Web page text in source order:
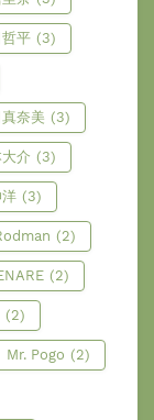
平 (3)
奈美 (3)
介 (3)
(3)
(2)
(2)
(2)
Mr. Pogo (2)